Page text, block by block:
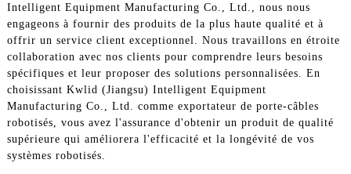
Intelligent Equipment Manufacturing Co., Ltd., nous nous
engageons à fournir des produits de la plus haute qualité et à
offrir un service client exceptionnel. Nous travaillons en étroite
collaboration avec nos clients pour comprendre leurs besoins
spécifiques et leur proposer des solutions personnalisées. En
choisissant Kwlid (Jiangsu) Intelligent Equipment
Manufacturing Co., Ltd. comme exportateur de porte-câbles
robotisés, vous avez l'assurance d'obtenir un produit de qualité
supérieure qui améliorera l'efficacité et la longévité de vos
systèmes robotisés.